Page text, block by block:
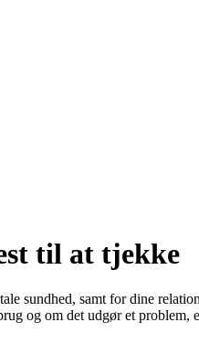
til at tjekke
sundhed, samt for dine
og om det udgør et problem,